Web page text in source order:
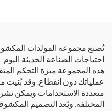
تُصنع مجموعة المولدات المكشوفة
احتياجات الصناعة الحديثة
هذه المجموعة ميزة التحكم
عملياتك دون انقطاع. وقد بُنيت
متعددة الاستخدامات ويمكن
المختلفة. ويُعد التصميم